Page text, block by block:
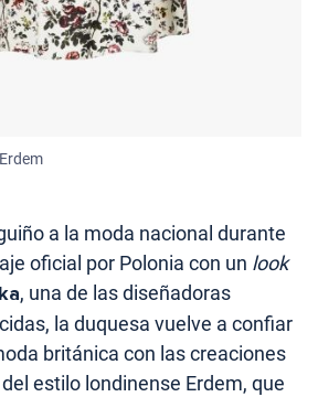
a la moda nacional durante
oficial por Polonia con un look
, una de las diseñadoras
la duquesa vuelve a confiar
británica con las creaciones
estilo londinense Erdem, que